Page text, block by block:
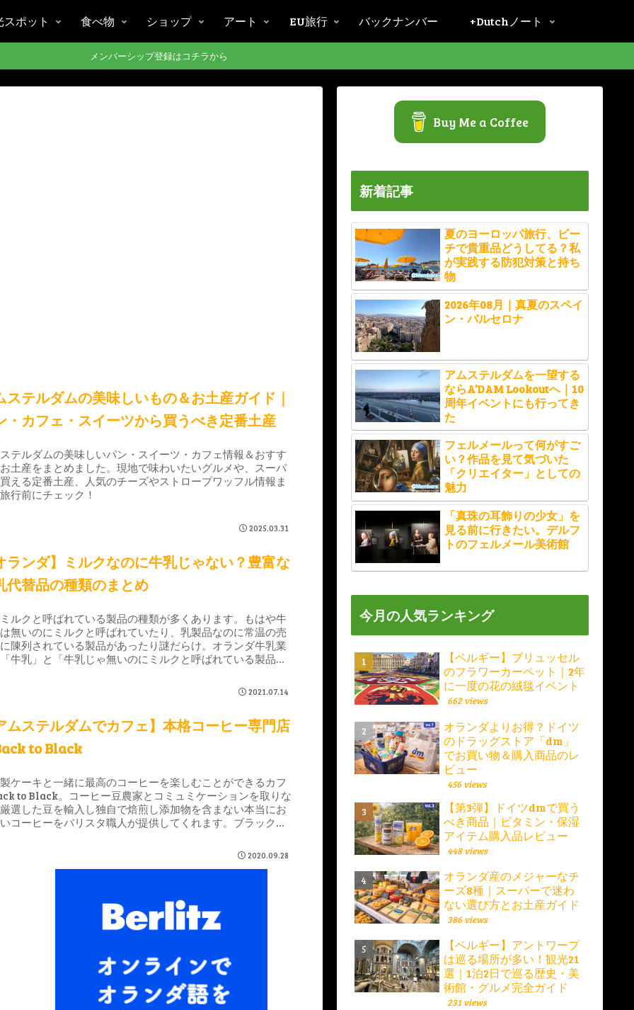
スポット 食べ物 ショップ アート EU旅行 バックナンバー +Dutchノート
メンバーシップ登録はコチラから
ステルダムの美味しいもの＆お土産ガイド｜
・カフェ・スイーツから買うべき定番土産
テルダムの美味しいパン・スイーツ・カフェ情報＆おすす
土産をまとめました。現地で味わいたいグルメや、スーパ
える定番土産、人気のチーズやストロープワッフル情報ま
行前にチェック！
2025.03.31
ランダ】ミルクなのに牛乳じゃない？豊富な
代替品の種類のまとめ
クと呼ばれている製品の種類が多くあります。もはや牛
無いのにミルクと呼ばれていたり、乳製品なのに常温の売
陳列されている製品があったり謎だらけ。オランダ牛乳業
牛乳」と「牛乳じゃ無いのにミルクと呼ばれている製品」
2021.07.14
ムステルダムでカフェ】本格コーヒー専門店
to Black
ケーキと一緒に最高のコーヒーを楽しむことができるカフ
to Black。コーヒー豆農家とコミュミケーションを取りな
選した豆を輸入し独自で焙煎し添加物を含まない本当にお
コーヒーをバリスタ職人が提供してくれます。ブラックコ
2020.09.28
Buy Me a Coffee
新着記事
夏のヨーロッパ旅行、ビー
チで貴重品どうしてる？私
が実践する防犯対策と持ち
物
2026年08月｜真夏のスペイ
ン・バルセロナ
アムステルダムを一望する
ならA’DAM Lookoutへ｜10
周年イベントにも行ってき
た
フェルメールって何がすご
い？作品を見て気づいた
「クリエイター」としての
魅力
「真珠の耳飾りの少女」を
見る前に行きたい。デルフ
トのフェルメール美術館
今月の人気ランキング
【ベルギー】ブリュッセル
のフラワーカーペット｜2年
に一度の花の絨毯イベント
662 views
オランダよりお得？ドイツ
のドラッグストア「dm」
でお買い物＆購入商品のレ
ビュー
456 views
【第3弾】ドイツdmで買う
べき商品｜ビタミン・保湿
アイテム購入品レビュー
448 views
オランダ産のメジャーなチ
ーズ8種｜スーパーで迷わ
ない選び方とお土産ガイド
386 views
【ベルギー】アントワープ
は巡る場所が多い！観光21
選｜1泊2日で巡る歴史・美
術館・グルメ完全ガイド
231 views